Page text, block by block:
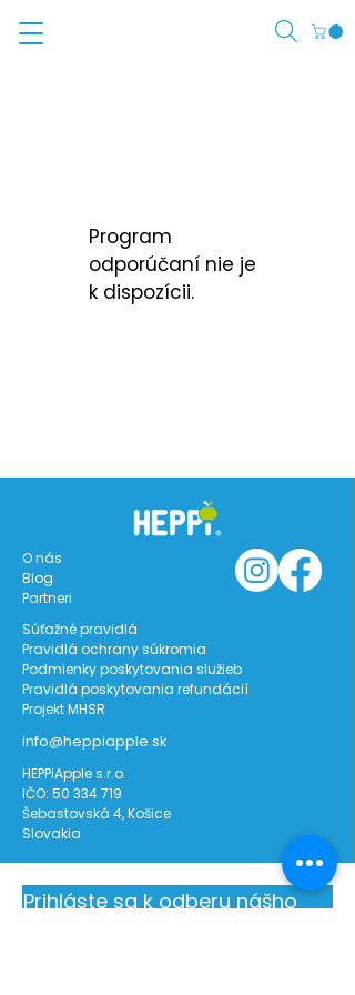
Program
odporúčaní nie je
k dispozícii.
O nás
Blog
Partneri
Súťažné pravidlá
Pravidlá ochrany súkromia
Podmienky poskytovania služieb
Pravidlá poskytovania refundácií
Projekt MHSR
info@heppiapple.sk
HEPPiApple s.r.o.
IČO: 50 334 719
Šebastovská 4, Košice
Slovakia
Prihláste sa k odberu nášho